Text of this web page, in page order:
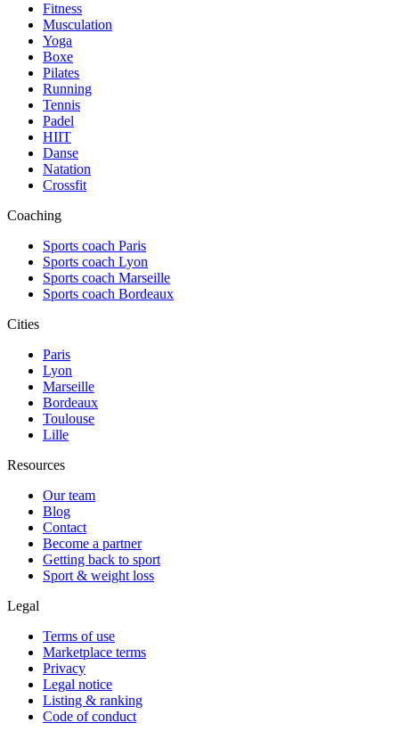
Fitness
Musculation
Yoga
Boxe
Pilates
Running
Tennis
Padel
HIIT
Danse
Natation
Crossfit
Coaching
Sports coach Paris
Sports coach Lyon
Sports coach Marseille
Sports coach Bordeaux
Cities
Paris
Lyon
Marseille
Bordeaux
Toulouse
Lille
Resources
Our team
Blog
Contact
Become a partner
Getting back to sport
Sport & weight loss
Legal
Terms of use
Marketplace terms
Privacy
Legal notice
Listing & ranking
Code of conduct